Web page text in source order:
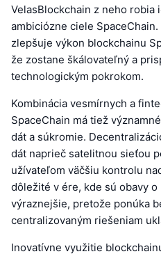
VelasBlockchain z neho robia
ambiciózne ciele
zlepšuje výkon blockchainu
že zostane škálovateľný a
technologickým pokrokom.
Kombinácia vesmírnych a
SpaceChain má tiež
dát a súkromie.
dát naprieč satelitnou sieťou
užívateľom väčšiu kontrolu
dôležité v ére, kde sú obavy
výraznejšie, pretože ponúka
centralizovaným riešeniam
Inovatívne využitie